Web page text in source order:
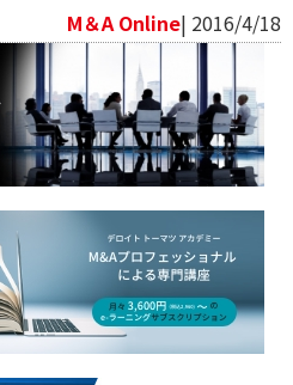
M＆A Online| 2016/4/18